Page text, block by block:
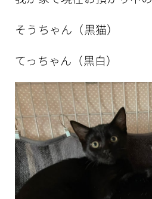
そうちゃん（黒猫）
てっちゃん（黒白）